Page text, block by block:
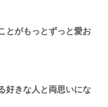
とがもっとずっと愛お
好きな人と両思いにな